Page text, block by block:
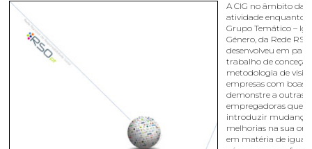
A CIG no âmbito da
atividade enquanto
Grupo Temático –
Género, da Rede
desenvolveu em
trabalho de
metodologia de
empresas com boas
demonstre a outras
empregadoras que
introduzir
melhorias na sua
em matéria de